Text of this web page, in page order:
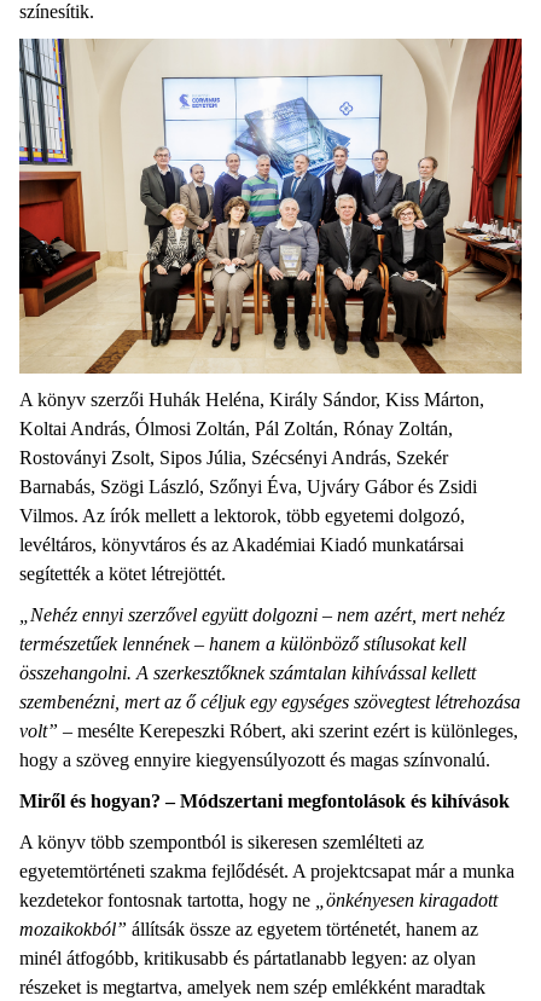
színesítik.
A könyv szerzői Huhák Heléna, Király Sándor, Kiss Márton,
Koltai András, Ólmosi Zoltán, Pál Zoltán, Rónay Zoltán,
Rostoványi Zsolt, Sipos Júlia, Szécsényi András, Szekér
Barnabás, Szögi László, Szőnyi Éva, Ujváry Gábor és Zsidi
Vilmos. Az írók mellett a lektorok, több egyetemi dolgozó,
levéltáros, könyvtáros és az Akadémiai Kiadó munkatársai
segítették a kötet létrejöttét.
„Nehéz ennyi szerzővel együtt dolgozni – nem azért, mert nehéz
természetűek lennének – hanem a különböző stílusokat kell
összehangolni. A szerkesztőknek számtalan kihívással kellett
szembenézni, mert az ő céljuk egy egységes szövegtest létrehozása
volt” – mesélte Kerepeszki Róbert, aki szerint ezért is különleges,
hogy a szöveg ennyire kiegyensúlyozott és magas színvonalú.
Miről és hogyan? – Módszertani megfontolások és kihívások
A könyv több szempontból is sikeresen szemlélteti az
egyetemtörténeti szakma fejlődését. A projektcsapat már a munka
kezdetekor fontosnak tartotta, hogy ne
„önkényesen kiragadott
mozaikokból” állítsák össze az egyetem történetét, hanem az
minél átfogóbb, kritikusabb és pártatlanabb legyen: az olyan
részeket is megtartva, amelyek nem szép emlékként maradtak